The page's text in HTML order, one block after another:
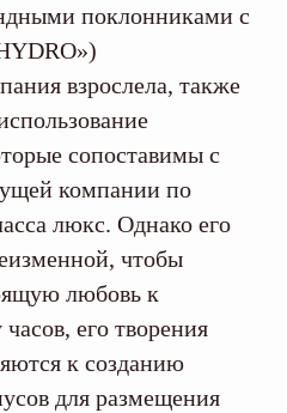
поклонниками с
взрослела, также
сопоставимы с
компании по
люкс. Однако его
чтобы
любовь к
его творения
к созданию
для размещения